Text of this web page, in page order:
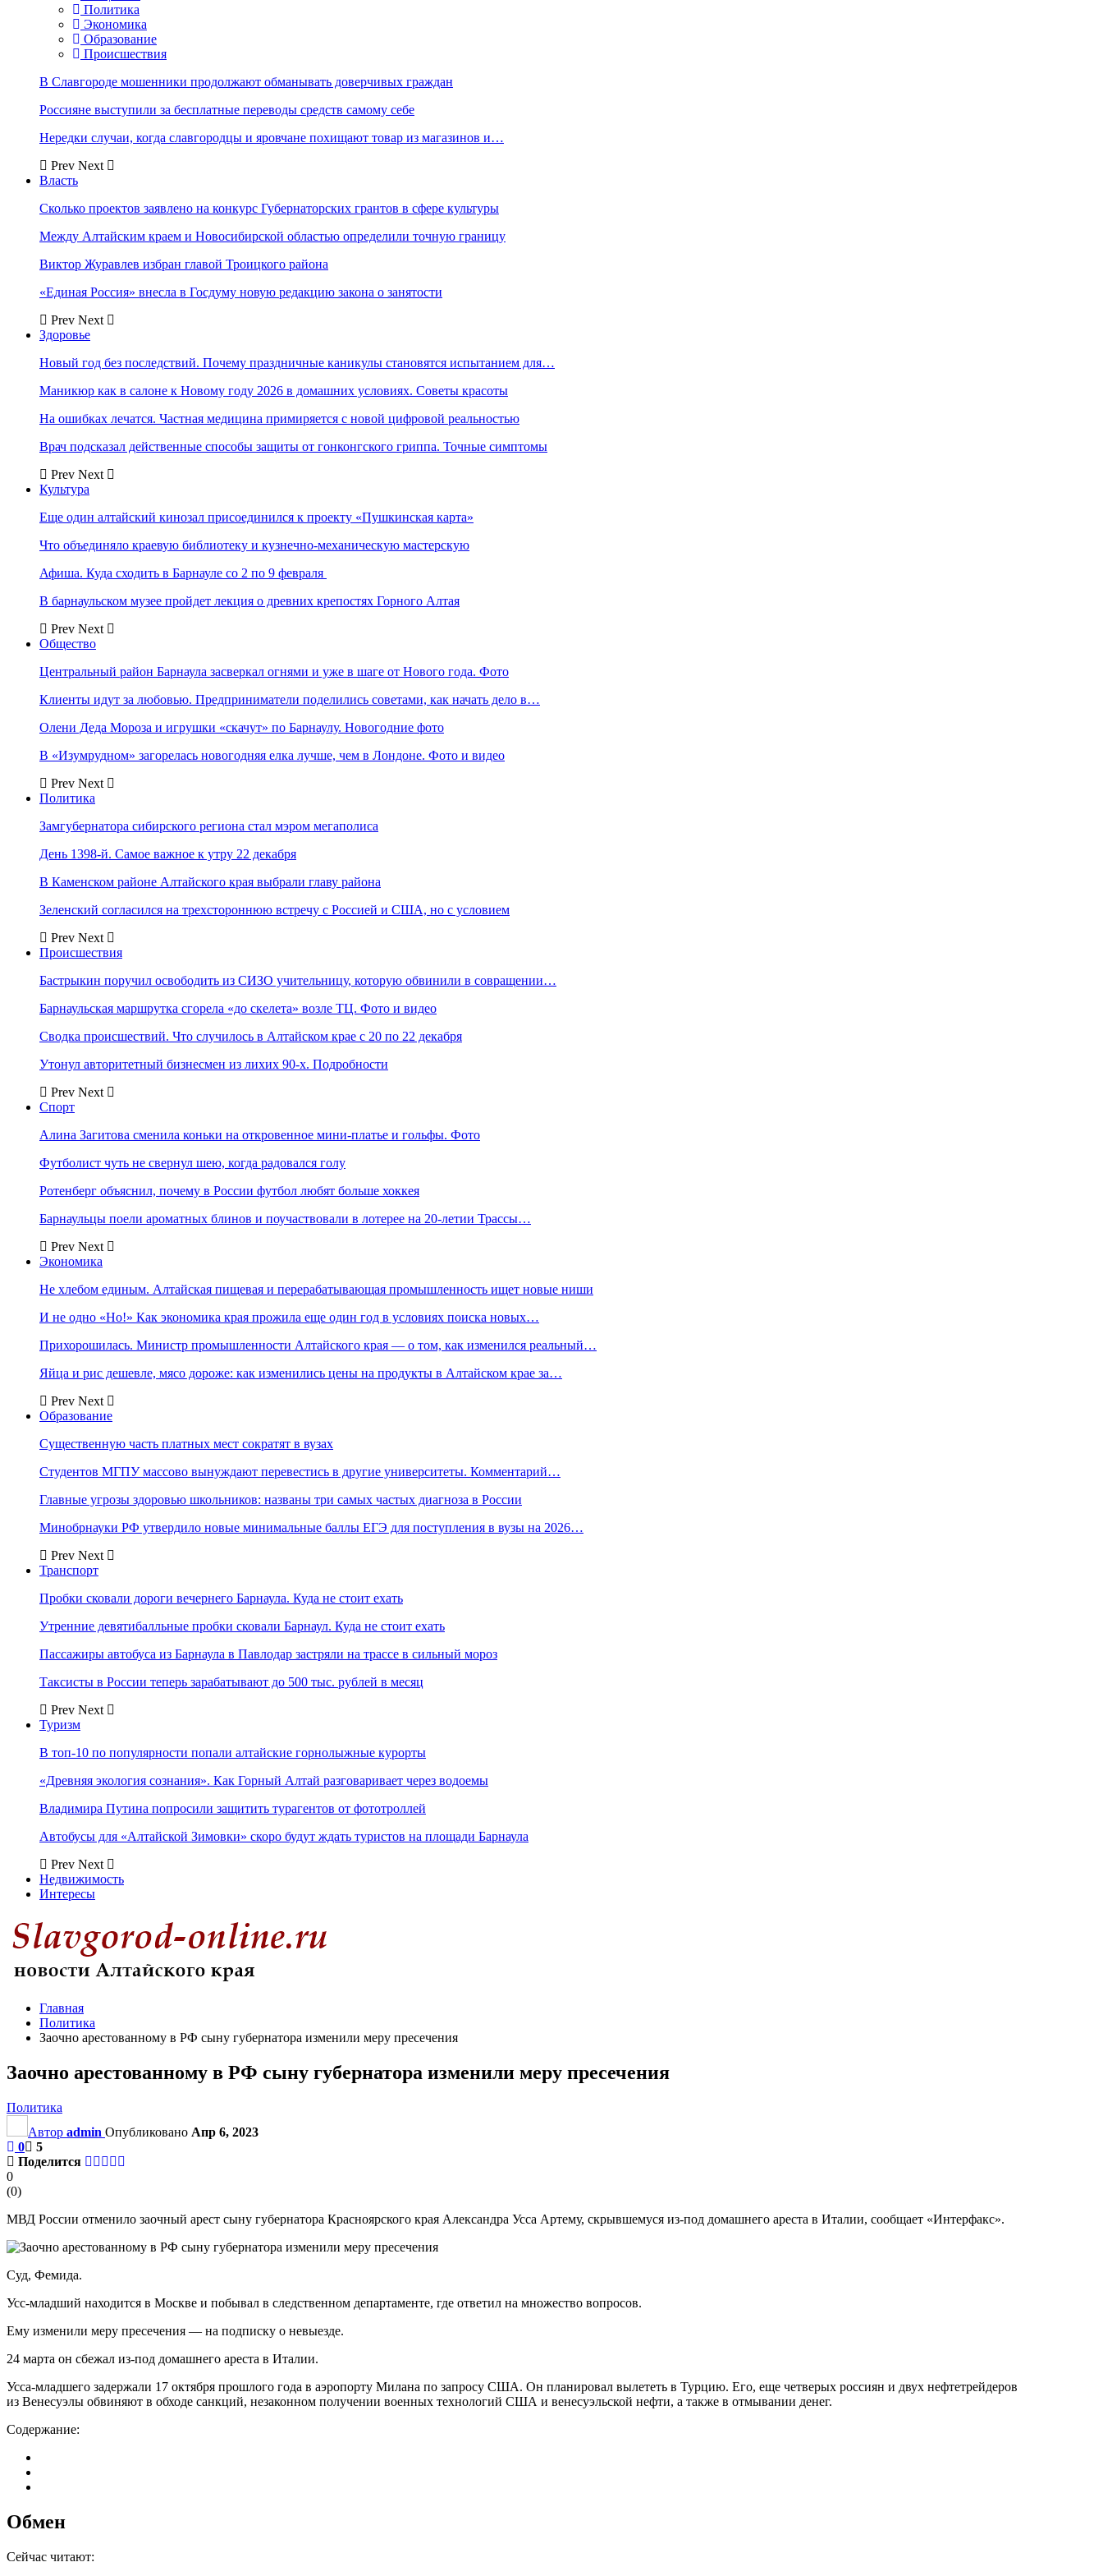
Политика
Экономика
Образование
Происшествия
В Славгороде мошенники продолжают обманывать доверчивых граждан
Россияне выступили за бесплатные переводы средств самому себе
Нередки случаи, когда славгородцы и яровчане похищают товар из магазинов и…
Prev Next
Власть
Сколько проектов заявлено на конкурс Губернаторских грантов в сфере культуры
Между Алтайским краем и Новосибирской областью определили точную границу
Виктор Журавлев избран главой Троицкого района
«Единая Россия» внесла в Госдуму новую редакцию закона о занятости
Prev Next
Здоровье
Новый год без последствий. Почему праздничные каникулы становятся испытанием для…
Маникюр как в салоне к Новому году 2026 в домашних условиях. Советы красоты
На ошибках лечатся. Частная медицина примиряется с новой цифровой реальностью
Врач подсказал действенные способы защиты от гонконгского гриппа. Точные симптомы
Prev Next
Культура
Еще один алтайский кинозал присоединился к проекту «Пушкинская карта»
Что объединяло краевую библиотеку и кузнечно-механическую мастерскую
Афиша. Куда сходить в Барнауле со 2 по 9 февраля
В барнаульском музее пройдет лекция о древних крепостях Горного Алтая
Prev Next
Общество
Центральный район Барнаула засверкал огнями и уже в шаге от Нового года. Фото
Клиенты идут за любовью. Предприниматели поделились советами, как начать дело в…
Олени Деда Мороза и игрушки «скачут» по Барнаулу. Новогодние фото
В «Изумрудном» загорелась новогодняя елка лучше, чем в Лондоне. Фото и видео
Prev Next
Политика
Замгубернатора сибирского региона стал мэром мегаполиса
День 1398-й. Самое важное к утру 22 декабря
В Каменском районе Алтайского края выбрали главу района
Зеленский согласился на трехстороннюю встречу с Россией и США, но с условием
Prev Next
Происшествия
Бастрыкин поручил освободить из СИЗО учительницу, которую обвинили в совращении…
Барнаульская маршрутка сгорела «до скелета» возле ТЦ. Фото и видео
Сводка происшествий. Что случилось в Алтайском крае с 20 по 22 декабря
Утонул авторитетный бизнесмен из лихих 90-х. Подробности
Prev Next
Спорт
Алина Загитова сменила коньки на откровенное мини-платье и гольфы. Фото
Футболист чуть не свернул шею, когда радовался голу
Ротенберг объяснил, почему в России футбол любят больше хоккея
Барнаульцы поели ароматных блинов и поучаствовали в лотерее на 20-летии Трассы…
Prev Next
Экономика
Не хлебом единым. Алтайская пищевая и перерабатывающая промышленность ищет новые ниши
И не одно «Но!» Как экономика края прожила еще один год в условиях поиска новых…
Прихорошилась. Министр промышленности Алтайского края — о том, как изменился реальный…
Яйца и рис дешевле, мясо дороже: как изменились цены на продукты в Алтайском крае за…
Prev Next
Образование
Существенную часть платных мест сократят в вузах
Студентов МГПУ массово вынуждают перевестись в другие университеты. Комментарий…
Главные угрозы здоровью школьников: названы три самых частых диагноза в России
Минобрнауки РФ утвердило новые минимальные баллы ЕГЭ для поступления в вузы на 2026…
Prev Next
Транспорт
Пробки сковали дороги вечернего Барнаула. Куда не стоит ехать
Утренние девятибалльные пробки сковали Барнаул. Куда не стоит ехать
Пассажиры автобуса из Барнаула в Павлодар застряли на трассе в сильный мороз
Таксисты в России теперь зарабатывают до 500 тыс. рублей в месяц
Prev Next
Туризм
В топ-10 по популярности попали алтайские горнолыжные курорты
«Древняя экология сознания». Как Горный Алтай разговаривает через водоемы
Владимира Путина попросили защитить турагентов от фототроллей
Автобусы для «Алтайской Зимовки» скоро будут ждать туристов на площади Барнаула
Prev Next
Недвижимость
Интересы
Главная
Политика
Заочно арестованному в РФ сыну губернатора изменили меру пресечения
Заочно арестованному в РФ сыну губернатора изменили меру пресечения
Политика
Автор admin Опубликовано Апр 6, 2023
0
5
Поделится
0
(0)
МВД России отменило заочный арест сыну губернатора Красноярского края Александра Усса Артему, скрывшемуся из-под домашнего ареста в Италии, сообщает «Интерфакс».
Суд, Фемида.
Усс-младший находится в Москве и побывал в следственном департаменте, где ответил на множество вопросов.
Ему изменили меру пресечения — на подписку о невыезде.
24 марта он сбежал из-под домашнего ареста в Италии.
Усса-младшего задержали 17 октября прошлого года в аэропорту Милана по запросу США. Он планировал вылететь в Турцию. Его, еще четверых россиян и двух нефтетрейдеров
из Венесуэлы обвиняют в обходе санкций, незаконном получении военных технологий США и венесуэльской нефти, а также в отмывании денег.
Содержание:
Обмен
Сейчас читают: